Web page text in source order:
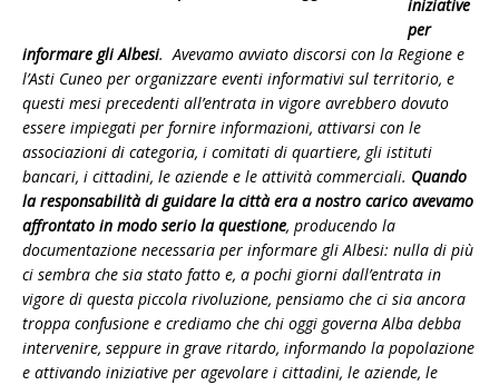
iniziative
per
informare gli Albesi. Avevamo avviato discorsi con la Regione e
l’Asti Cuneo per organizzare eventi informativi sul territorio, e
questi mesi precedenti all’entrata in vigore avrebbero dovuto
essere impiegati per fornire informazioni, attivarsi con le
associazioni di categoria, i comitati di quartiere, gli istituti
bancari, i cittadini, le aziende e le attività commerciali. Quando
la responsabilità di guidare la città era a nostro carico avevamo
affrontato in modo serio la questione, producendo la
documentazione necessaria per informare gli Albesi: nulla di più
ci sembra che sia stato fatto e, a pochi giorni dall’entrata in
vigore di questa piccola rivoluzione, pensiamo che ci sia ancora
troppa confusione e crediamo che chi oggi governa Alba debba
intervenire, seppure in grave ritardo, informando la popolazione
e attivando iniziative per agevolare i cittadini, le aziende, le